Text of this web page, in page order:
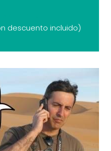
descuento incluido)